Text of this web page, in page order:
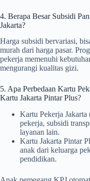
4. Berapa Besar Subsidi
Jakarta?
Harga subsidi bervariasi,
murah dari harga pasar.
pekerja memenuhi
mengurangi kualitas gizi.
5. Apa Perbedaan Kartu
Kartu Jakarta Pintar Plus?
Kartu Pekerja
pekerja, subsidi
layanan lain.
Kartu Jakarta Pintar
anak dari keluarga
pendidikan.